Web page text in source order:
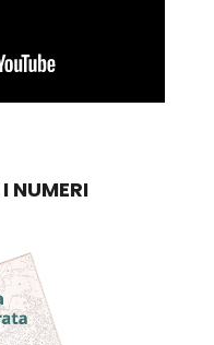
NUMERI